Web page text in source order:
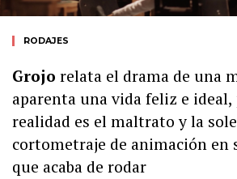
RODAJES
Grojo relata el drama de una
aparenta una vida feliz e ideal,
realidad es el maltrato y la
cortometraje de animación
que acaba de rodar